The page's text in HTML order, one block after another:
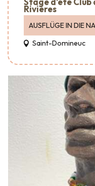
Rivières
AUSFLÜGE IN DIE
Saint-Domineuc